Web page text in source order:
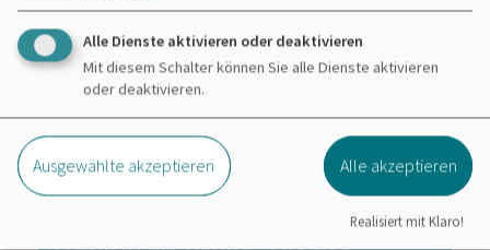
Konzert
13.09.26
Musik in die Kanne - Mit Live
Alle Dienste aktivieren oder deaktivieren
Mit diesem Schalter können Sie alle Dienste aktivieren
oder deaktivieren.
Ausgewählte akzeptieren Alle akzeptieren
Realisiert mit Klaro!